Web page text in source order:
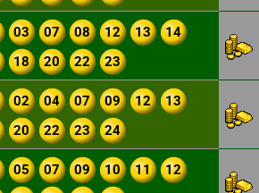
03 07 08 12 13
14
18 20 22 23
02 04 07 09 12
13
20 22 23 24
05 07 09 10 11
12